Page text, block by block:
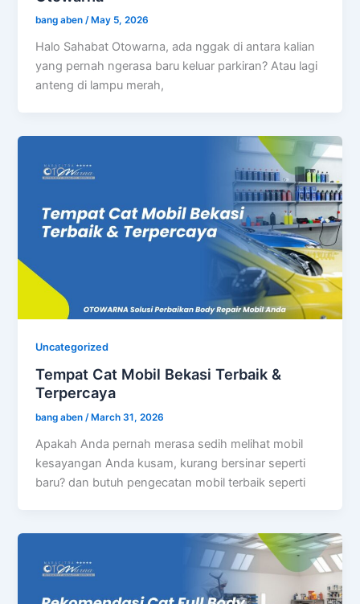
bang aben/ May 5, 2026
Halo Sahabat Otowarna, ada nggak di antara kalian
yang pernah ngerasa baru keluar parkiran? Atau lagi
anteng di lampu merah,
Uncategorized
Tempat Cat Mobil Bekasi Terbaik &
Terpercaya
bang aben/ March 31, 2026
Apakah Anda pernah merasa sedih melihat mobil
kesayangan Anda kusam, kurang bersinar seperti
baru? dan butuh pengecatan mobil terbaik seperti